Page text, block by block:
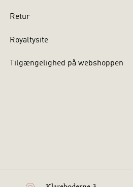
Retur
Royaltysite
Tilgængelighed på webshoppen